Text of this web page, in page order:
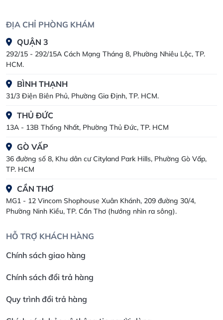
ĐỊA CHỈ PHÒNG KHÁM
QUẬN 3
292/15 - 292/15A Cách Mạng Tháng 8, Phường Nhiêu Lộc, TP.
HCM.
BÌNH THẠNH
31/3 Điện Biên Phủ, Phường Gia Định, TP. HCM.
THỦ ĐỨC
13A - 13B Thống Nhất, Phường Thủ Đức, TP. HCM
GÒ VẤP
36 đường số 8, Khu dân cư Cityland Park Hills, Phường Gò Vấp,
TP. HCM
CẦN THƠ
MG1 - 12 Vincom Shophouse Xuân Khánh, 209 đường 30/4,
Phường Ninh Kiều, TP. Cần Thơ (hướng nhìn ra sông).
HỖ TRỢ KHÁCH HÀNG
Chính sách giao hàng
Chính sách đổi trả hàng
Quy trình đổi trả hàng